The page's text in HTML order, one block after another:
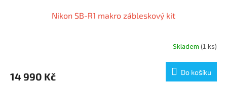
Nikon SB-R1 makro zábleskový kit
Skladem (1 ks)
14 990 Kč Do košíku